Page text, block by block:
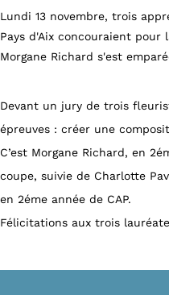
Lundi 13 novembre, trois
Pays d'Aix concouraient pour
Morgane Richard s'est
Devant un jury de trois
épreuves : créer une
C’est Morgane Richard, en
coupe, suivie de Charlotte
en 2éme année de CAP.
Félicitations aux trois